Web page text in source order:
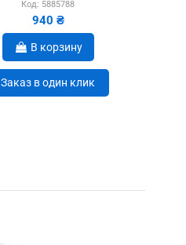
Код: 5885788
940 ₴
В корзину
Заказ в один клик